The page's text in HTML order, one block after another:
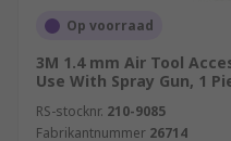
Op voorraad
3M 1.4 mm Air Tool
Use With Spray Gun, 1
RS-stocknr. 210-9085
Fabrikantnummer 26714